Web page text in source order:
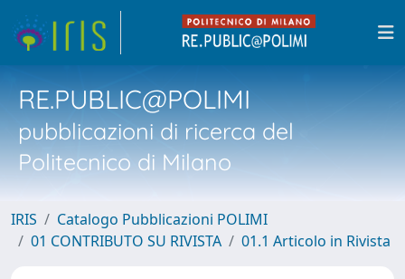
RE.PUBLIC@POLIMI
pubblicazioni di ricerca del
Politecnico di Milano
IRIS
Catalogo Pubblicazioni POLIMI
01 CONTRIBUTO SU RIVISTA
01.1 Articolo in Rivista